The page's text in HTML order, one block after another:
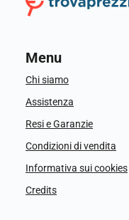
Menu
Chi siamo
Assistenza
Resi e Garanzie
Condizioni di vendita
Informativa sui cookies
Credits